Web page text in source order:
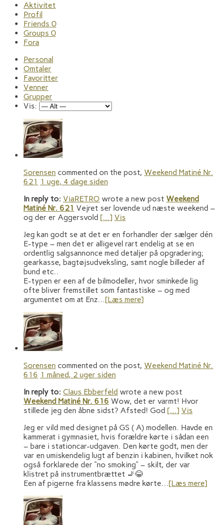
Aktivitet
Profil
Friends 0
Groups 0
Fora
Personal
Omtaler
Favoritter
Venner
Grupper
Vis:
Sorensen commented on the post, Weekend Matiné Nr.
621 1 uge, 4 dage siden
In reply to: ViaRETRO wrote a new post Weekend
Matiné Nr. 621 Vejret ser lovende ud næste weekend –
og der er Aggersvold […] Vis
Jeg kan godt se at det er en forhandler der sælger dén
E-type – men det er alligevel rart endelig at se en
ordentlig salgsannonce med detaljer på opgradering;
gearkasse, bagtøjsudveksling, samt nogle billeder af
bund etc..
E-typen er een af de bilmodeller, hvor sminkede lig
ofte bliver fremstillet som fantastiske – og med
argumentet om at Enz…[Læs mere]
Sorensen commented on the post, Weekend Matiné Nr.
616 1 måned, 2 uger siden
In reply to: Claus Ebberfeld wrote a new post
Weekend Matiné Nr. 616 Wow, det er varmt! Hvor
stillede jeg den åbne sidst? Afsted! God […] Vis
Jeg er vild med designet på GS ( A) modellen. Havde en
kammerat i gymnasiet, hvis forældre kørte i sådan een
– bare i stationcar-udgaven. Den kørte godt, men der
var en umiskendelig lugt af benzin i kabinen, hvilket nok
også forklarede der “no smoking” – skilt, der var
klistret på instrumentbrættet 🚬😂
Een af pigerne fra klassens mødre kørte…[Læs mere]